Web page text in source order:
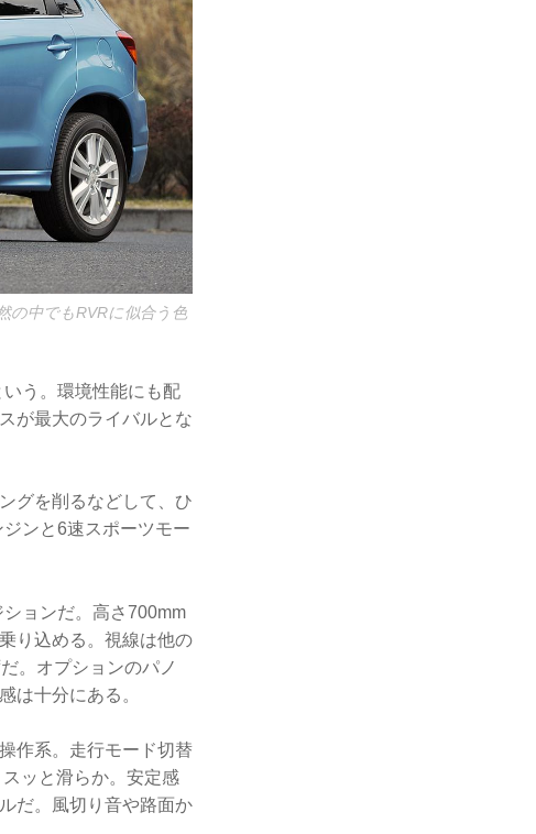
の中でもRVRに似合う色
う。環境性能にも配
が最大のライバルとな
グを削るなどして、ひ
ンと6速スポーツモー
ョンだ。高さ700mm
り込める。視線は他の
。オプションのパノ
は十分にある。
作系。走行モード切替
ッと滑らか。安定感
だ。風切り音や路面か